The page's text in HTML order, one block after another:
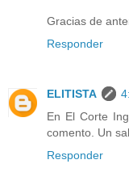
Gracias de
Responder
ELITISTA
En El Corte
comento. Un
Responder